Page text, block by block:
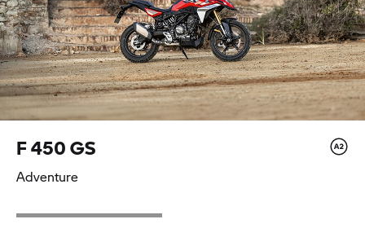
F 450 GS
Adventure